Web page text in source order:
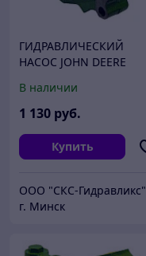
ГИДРАВЛИЧЕСКИЙ
НАСОС JOHN DEERE
В наличии
1 130 руб.
Купить
ООО "СКС-Гидравликс"
г. Минск